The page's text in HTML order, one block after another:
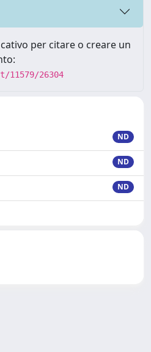
per citare o creare un
26304
ND
ND
ND